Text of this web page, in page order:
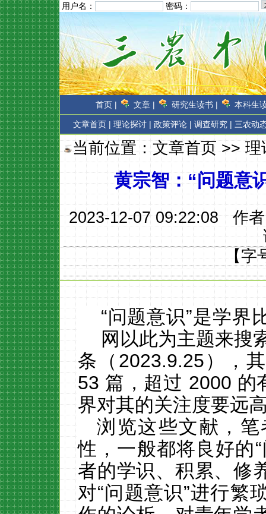
用户名： 密码：
首页 | 文章 | 研究生读书 | 本科生
文章首页 | 理论探讨 | 政策评论 | 调查研究 | 三农动
当前位置：文章首页>>理
黄宗智：“问题意
2023-12-07 09:22:08 作
【字
“问题意识”是学界
网以此为主题来搜
条（ 2023.9.25）
，
53 篇，超过 2000 的
界对其的关注度要远
浏览这些文献，
性，一般都将良好的
者的学识、积累、修
对“问题意识”进行繁